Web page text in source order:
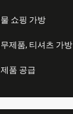
쇼핑 가방
제품, 티셔츠 가방
품 공급